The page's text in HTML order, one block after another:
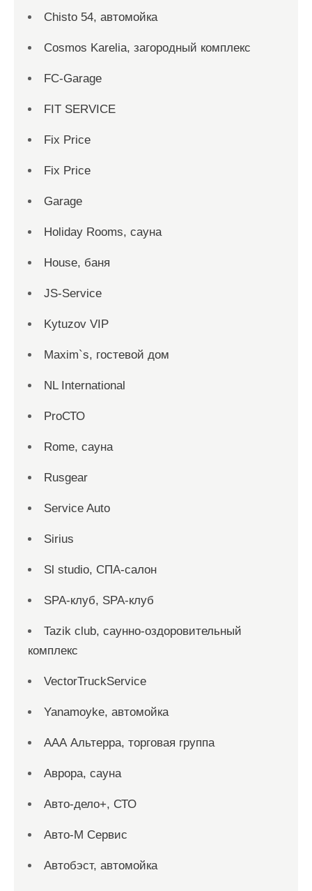
Chisto 54, автомойка
Cosmos Karelia, загородный комплекс
FC-Garage
FIT SERVICE
Fix Price
Fix Price
Garage
Holiday Rooms, сауна
House, баня
JS-Service
Kytuzov VIP
Maxim`s, гостевой дом
NL International
ProСТО
Rome, сауна
Rusgear
Service Auto
Sirius
Sl studio, СПА-салон
SPA-клуб, SPA-клуб
Tazik club, саунно-оздоровительный
комплекс
VectorTruckService
Yanamoyke, автомойка
ААА Альтерра, торговая группа
Аврора, сауна
Авто-дело+, СТО
Авто-М Сервис
Автобэст, автомойка